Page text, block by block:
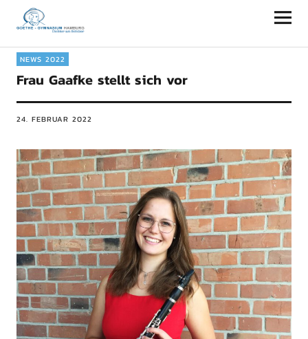
Goethe-Gymnasium Hamburg
NEWS 2022
Frau Gaafke stellt sich vor
24. FEBRUAR 2022